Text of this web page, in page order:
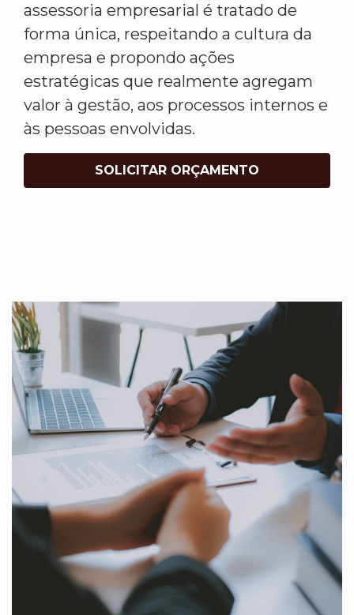
assessoria empresarial é tratado de
forma única, respeitando a cultura da
empresa e propondo ações
estratégicas que realmente agregam
valor à gestão, aos processos internos e
às pessoas envolvidas.
SOLICITAR ORÇAMENTO